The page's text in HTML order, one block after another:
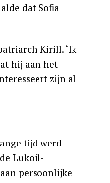
dat Sofia
Kirill. ‘Ik
hij aan het
zijn al
tijd werd
Lukoil-
persoonlijke